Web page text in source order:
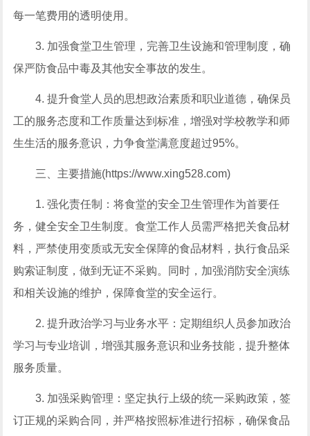
每一笔费用的透明使用。
3. 加强食堂卫生管理，完善卫生设施和管理制度，确
保严防食品中毒及其他安全事故的发生。
4. 提升食堂人员的思想政治素质和职业道德，确保员
工的服务态度和工作质量达到标准，增强对学校教学和师
生生活的服务意识，力争食堂满意度超过95%。
三、主要措施(https://www.xing528.com)
1. 强化责任制：将食堂的安全卫生管理作为首要任
务，健全安全卫生制度。食堂工作人员需严格把关食品材
料，严禁使用变质或无安全保障的食品材料，执行食品采
购索证制度，做到无证不采购。同时，加强消防安全演练
和相关设施的维护，保障食堂的安全运行。
2. 提升政治学习与业务水平：定期组织人员参加政治
学习与专业培训，增强其服务意识和业务技能，提升整体
服务质量。
3. 加强采购管理：坚定执行上级的统一采购政策，签
订正规的采购合同，并严格按照标准进行招标，确保食品